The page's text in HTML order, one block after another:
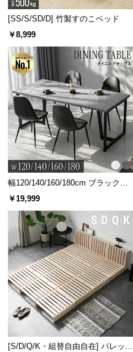
[SS/S/SD/D] 竹製すのこベッド
￥8,999
幅120/140/160/180cm ブラックフ
レーム ダイニング 大理石調 4人掛
￥19,999
[S/D/Q/K・組替自由自在] パレット